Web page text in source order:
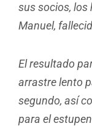
sus socios, los
Manuel,
El resultado
arrastre lento
segundo, así
para el